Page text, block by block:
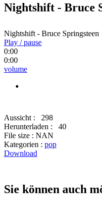
Nightshift - Bruce
Nightshift - Bruce Springsteen
Play / pause
0:00
0:00
volume
Aussicht :
298
Herunterladen :
40
File size : NAN
Kategorien : pop
Download
Sie können auch